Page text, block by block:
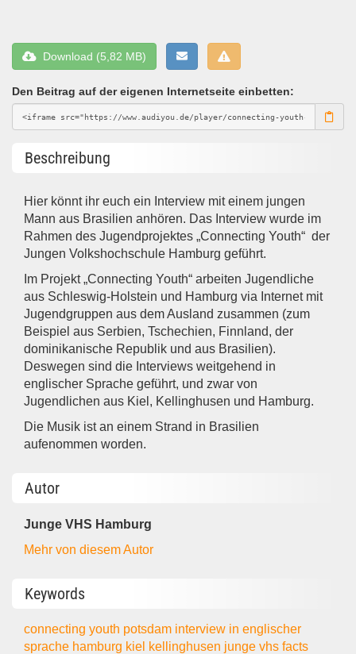
Download (5,82 MB)
Den Beitrag auf der eigenen Internetseite einbetten:
Beschreibung
Hier könnt ihr euch ein Interview mit einem jungen
Mann aus Brasilien anhören. Das Interview wurde im
Rahmen des Jugendprojektes „Connecting Youth“ der
Jungen Volkshochschule Hamburg geführt.
Im Projekt „Connecting Youth“ arbeiten Jugendliche
aus Schleswig-Holstein und Hamburg via Internet mit
Jugendgruppen aus dem Ausland zusammen (zum
Beispiel aus Serbien, Tschechien, Finnland, der
dominikanische Republik und aus Brasilien).
Deswegen sind die Interviews weitgehend in
englischer Sprache geführt, und zwar von
Jugendlichen aus Kiel, Kellinghusen und Hamburg.
Die Musik ist an einem Strand in Brasilien
aufenommen worden.
Autor
Junge VHS Hamburg
Mehr von diesem Autor
Keywords
connecting youth potsdam interview in englischer
sprache hamburg kiel kellinghusen junge vhsfacts